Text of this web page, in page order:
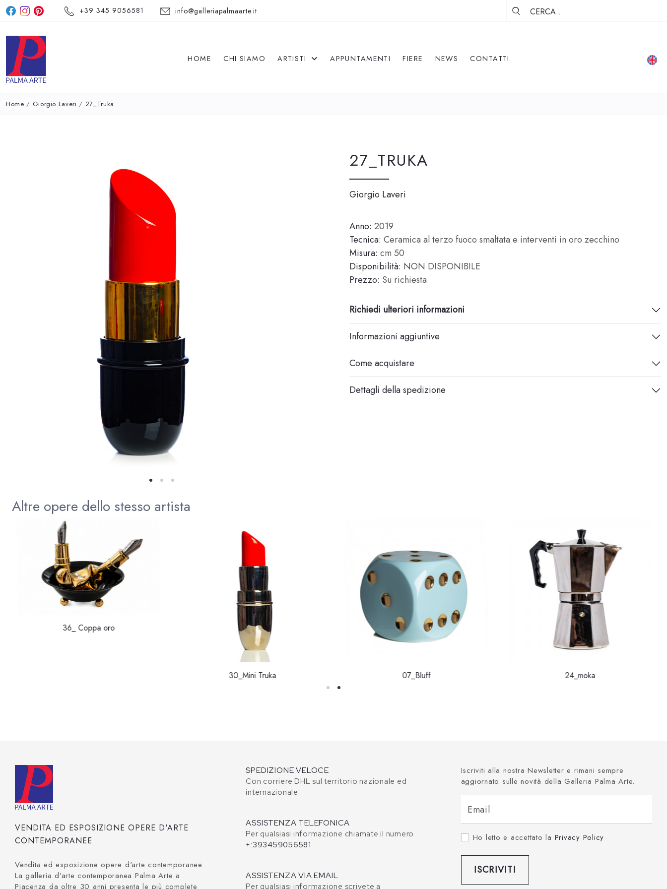
+39 345 9056581 info@galleriapalmaarte.it
HOME CHI SIAMO ARTISTI APPUNTAMENTI FIERE NEWS CONTATTI
Home / Giorgio Laveri / 27_Truka
27_TRUKA
Giorgio Laveri
Anno: 2019
Tecnica: Ceramica al terzo fuoco smaltata e interventi in oro zecchino
Misura: cm 50
Disponibilità: NON DISPONIBILE
Prezzo: Su richiesta
Richiedi ulteriori informazioni
Informazioni aggiuntive
Come acquistare
Dettagli della spedizione
Altre opere dello stesso artista
36_ Coppa oro
30_Mini Truka 07_Bluff 24_moka
VENDITA ED ESPOSIZIONE OPERE D'ARTE
CONTEMPORANEE
Vendita ed esposizione opere d'arte contemporanee
La galleria d’arte contemporanea Palma Arte a
Piacenza da oltre 30 anni presenta le più complete
SPEDIZIONE VELOCE
Con corriere DHL sul territorio nazionale ed
internazionale.
ASSISTENZA TELEFONICA
Per qualsiasi informazione chiamate il numero
+:393459056581
ASSISTENZA VIA EMAIL
Per qualsiasi informazione scrivete a
Iscriviti alla nostra Newsletter e rimani sempre
aggiornato sulle novità della Galleria Palma Arte.
Email
Ho letto e accettato la Privacy Policy
ISCRIVITI